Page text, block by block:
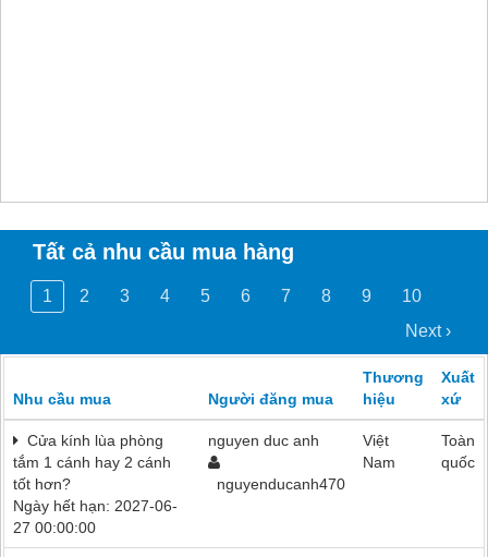
Tất cả nhu cầu mua hàng
1 2 3 4 5 6 7 8 9
10
Next ›
Nhu cầu mua Người đăng mua
Thương
hiệu
Xuất
xứ
Cửa kính lùa phòng
tắm 1 cánh hay 2 cánh
tốt hơn?
Ngày hết hạn: 2027-06-
27 00:00:00
nguyen duc anh
nguyenducanh470
Việt
Nam
Toàn
quốc